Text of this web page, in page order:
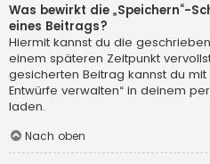
Was bewirkt die „Speichern“-
eines Beitrags?
Hiermit kannst du die
einem späteren Zeitpunkt
gesicherten Beitrag kannst du mit
Entwürfe verwalten“ in deinem
laden.
Nach oben